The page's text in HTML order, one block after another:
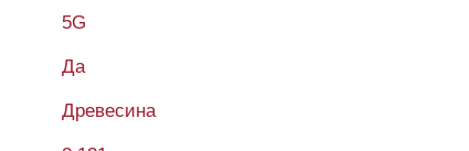
5G
Да
Древесина